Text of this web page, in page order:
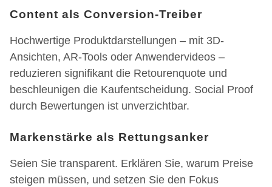
Content als Conversion-Treiber
Hochwertige Produktdarstellungen – mit 3D-
Ansichten, AR-Tools oder Anwendervideos –
reduzieren signifikant die Retourenquote und
beschleunigen die Kaufentscheidung. Social Proof
durch Bewertungen ist unverzichtbar.
Markenstärke als Rettungsanker
Seien Sie transparent. Erklären Sie, warum Preise
steigen müssen, und setzen Sie den Fokus